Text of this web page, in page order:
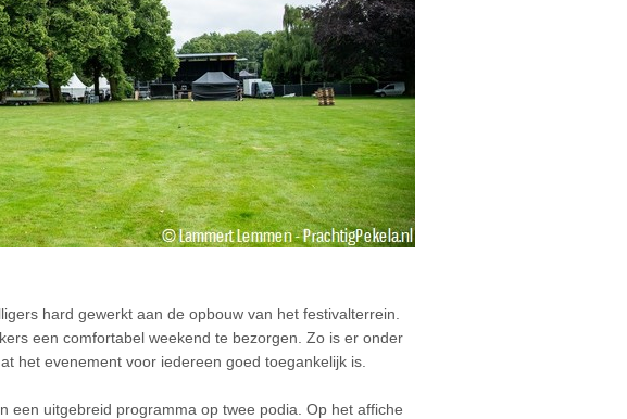
hard gewerkt aan de opbouw van het festivalterrein.
een comfortabel weekend te bezorgen. Zo is er onder
het evenement voor iedereen goed toegankelijk is.
een uitgebreid programma op twee podia. Op het affiche